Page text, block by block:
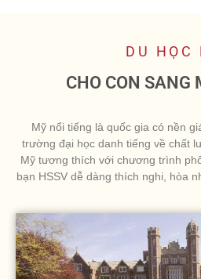
DU HỌC
CHO CON SANG
Mỹ nổi tiếng là quốc gia có nền
trường đại học danh tiếng về chất
Mỹ tương thích với chương trình
bạn HSSV dễ dàng thích nghi, hòa